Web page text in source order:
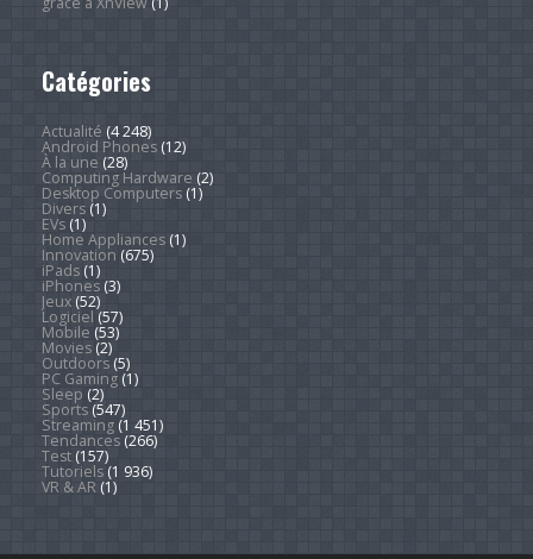
Catégories
Actualité (4 248)
Android Phones(12)
À la une (28)
Computing Hardware (2)
Desktop Computers(1)
Divers(1)
EVs(1)
Home Appliances(1)
Innovation (675)
iPads(1)
iPhones(3)
Jeux(52)
Logiciel (57)
Mobile (53)
Movies(2)
Outdoors(5)
PC Gaming(1)
Sleep (2)
Sports(547)
Streaming(1 451)
Tendances(266)
Test(157)
Tutoriels(1 936)
VR & AR(1)